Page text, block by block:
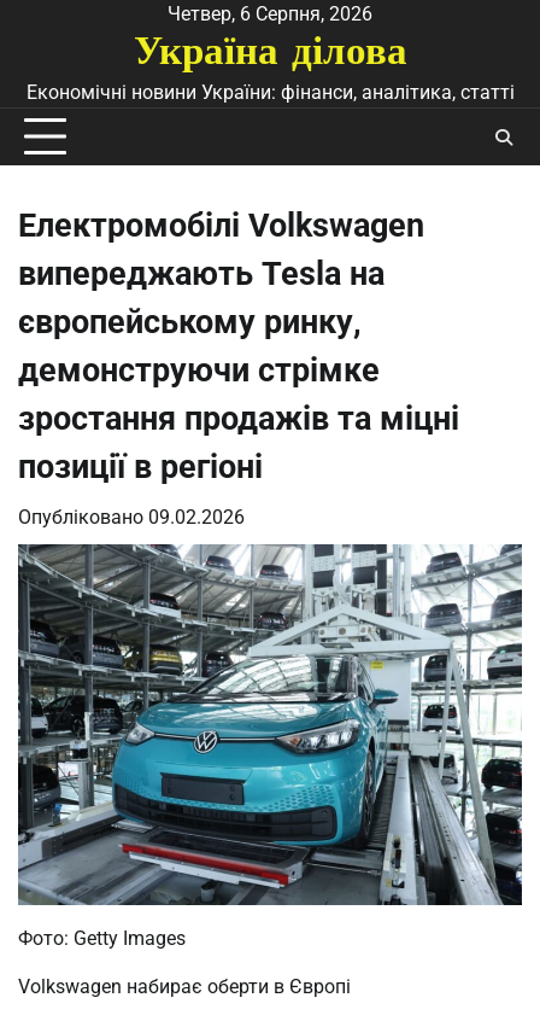
Четвер, 6 Серпня, 2026
Україна ділова
Економічні новини України: фінанси, аналітика, статті
Електромобілі Volkswagen
випереджають Tesla на
європейському ринку,
демонструючи стрімке
зростання продажів та міцні
позиції в регіоні
Опубліковано 09.02.2026
Фото: Getty Images
Volkswagen набирає оберти в Європі